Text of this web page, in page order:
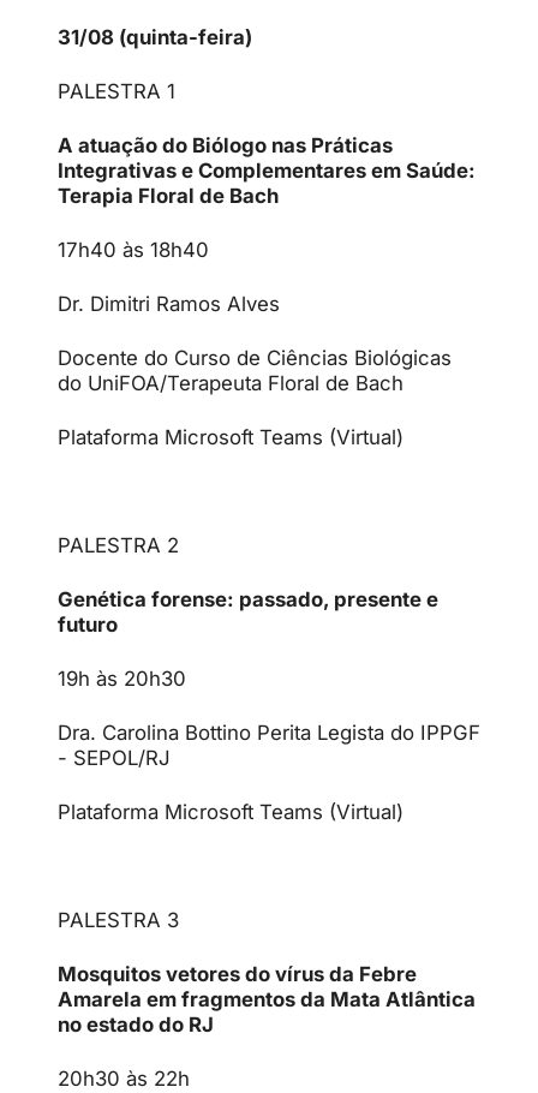
31/08 (quinta-feira)
PALESTRA 1
A atuação do Biólogo nas Práticas
Integrativas e Complementares em Saúde:
Terapia Floral de Bach
17h40 às 18h40
Dr. Dimitri Ramos Alves
Docente do Curso de Ciências Biológicas
do UniFOA/Terapeuta Floral de Bach
Plataforma Microsoft Teams (Virtual)
PALESTRA 2
Genética forense: passado, presente e
futuro
19h às 20h30
Dra. Carolina Bottino Perita Legista do IPPGF
- SEPOL/RJ
Plataforma Microsoft Teams (Virtual)
PALESTRA 3
Mosquitos vetores do vírus da Febre
Amarela em fragmentos da Mata Atlântica
no estado do RJ
20h30 às 22h